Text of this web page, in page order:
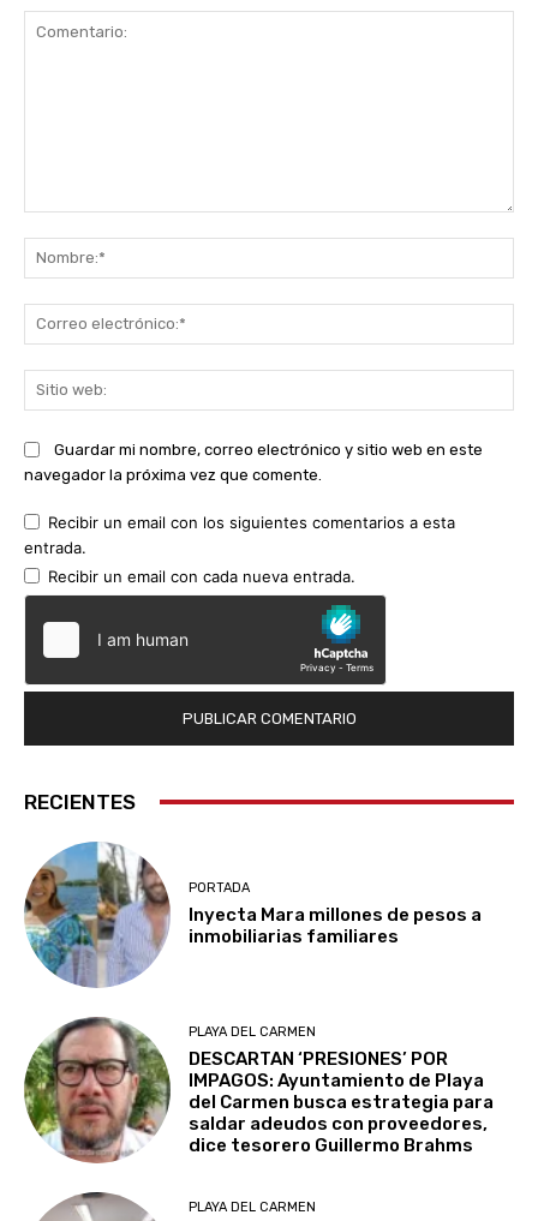
Guardar mi nombre, correo electrónico y sitio web en este
navegador la próxima vez que comente.
Recibir un email con los siguientes comentarios a esta
entrada.
Recibir un email con cada nueva entrada.
RECIENTES
PORTADA
Inyecta Mara millones de pesos a
inmobiliarias familiares
PLAYA DEL CARMEN
DESCARTAN ‘PRESIONES’ POR
IMPAGOS: Ayuntamiento de Playa
del Carmen busca estrategia para
saldar adeudos con proveedores,
dice tesorero Guillermo Brahms
PLAYA DEL CARMEN